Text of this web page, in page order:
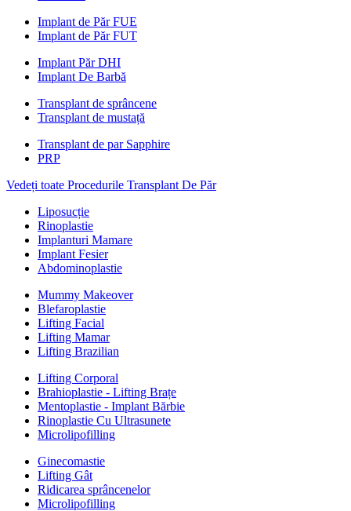
Implant de Păr FUE
Implant de Păr FUT
Implant Păr DHI
Implant De Barbă
Transplant de sprâncene
Transplant de mustață
Transplant de par Sapphire
PRP
Vedeți toate Procedurile Transplant De Păr
Liposucție
Rinoplastie
Implanturi Mamare
Implant Fesier
Abdominoplastie
Mummy Makeover
Blefaroplastie
Lifting Facial
Lifting Mamar
Lifting Brazilian
Lifting Corporal
Brahioplastie - Lifting Brațe
Mentoplastie - Implant Bărbie
Rinoplastie Cu Ultrasunete
Microlipofilling
Ginecomastie
Lifting Gât
Ridicarea sprâncenelor
Microlipofilling